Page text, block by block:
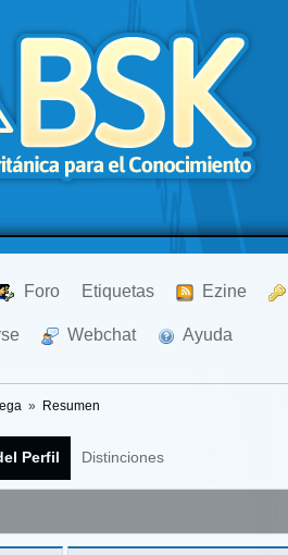
Foro Etiquetas Ezine
Webchat Ayuda
» Resumen
Perfil Distinciones